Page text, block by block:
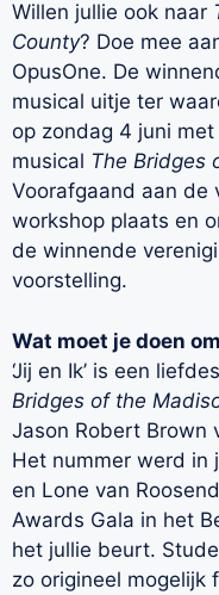
Willen jullie ook naar
County? Doe mee
OpusOne. De
musical uitje ter
op zondag 4 juni
musical The Bridges
Voorafgaand aan de
workshop plaats en
de winnende
voorstelling.
Wat moet je doen
‘Jij en Ik’ is een
Bridges of the
Jason Robert Brown
Het nummer werd in
en Lone van
Awards Gala in het
het jullie beurt.
zo origineel mogelijk